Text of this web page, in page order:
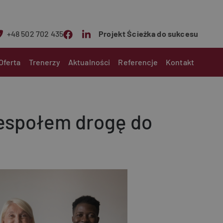
+48 502 702 435 Projekt Ścieżka do sukcesu
Trenerzy Aktualności Referencje Kontakt
drogę do